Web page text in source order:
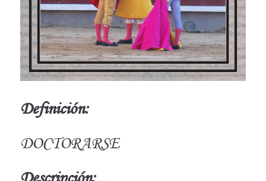
Definición:
DOCTORARSE